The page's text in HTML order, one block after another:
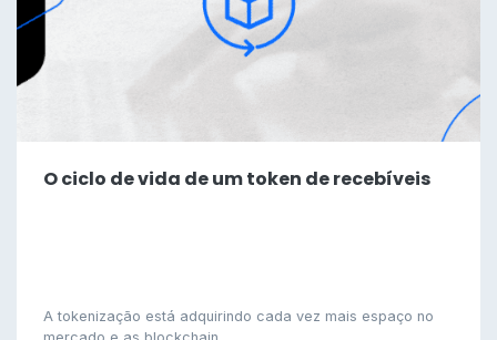
O ciclo de vida de um token de recebíveis
A tokenização está adquirindo cada vez mais espaço no